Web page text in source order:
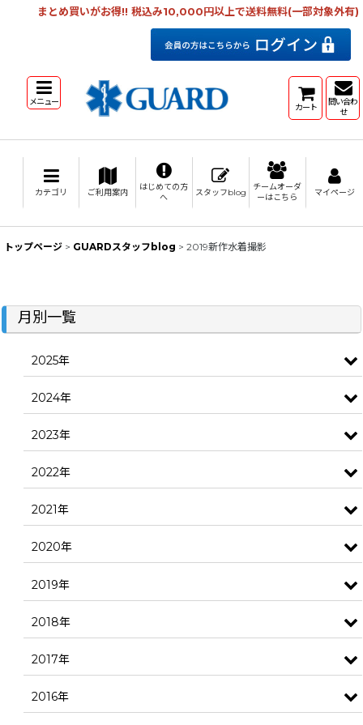
まとめ買いがお得!! 税込み10,000円以上で送料無料(一部対象外有)
メニュー カート
問い合わ
せ
カテゴリ ご利用案内
はじめての方
へ
スタッフblog
チームオーダ
ーはこちら
マイページ
トップページ > GUARDスタッフblog > 2019新作水着撮影
月別一覧
2025年
2024年
2023年
2022年
2021年
2020年
2019年
2018年
2017年
2016年